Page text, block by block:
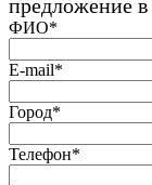
предложение
ФИО*
E-mail*
Город*
Телефон*